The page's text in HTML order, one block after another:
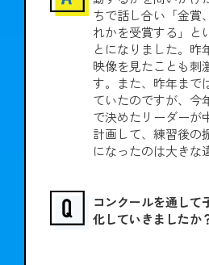
ちで話し合い「金賞
れかを受賞する」と
とになりました。昨
映像を見たことも刺
す。また、昨年まで
ていたのですが、今
で決めたリーダーが
計画して、練習後の
になったのは大きな
コンクールを通して
化していきましたか